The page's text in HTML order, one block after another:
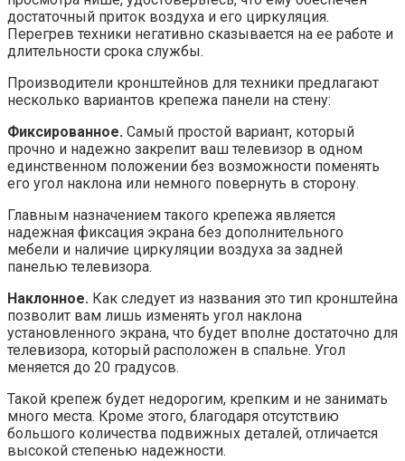
достаточный приток воздуха и его циркуляция.
Перегрев техники негативно сказывается на ее работе и
длительности срока службы.
Производители кронштейнов для техники предлагают
несколько вариантов крепежа панели на стену:
Фиксированное. Самый простой вариант, который
прочно и надежно закрепит ваш телевизор в одном
единственном положении без возможности поменять
его угол наклона или немного повернуть в сторону.
Главным назначением такого крепежа является
надежная фиксация экрана без дополнительного
мебели и наличие циркуляции воздуха за задней
панелью телевизора.
Наклонное. Как следует из названия это тип кронштейна
позволит вам лишь изменять угол наклона
установленного экрана, что будет вполне достаточно для
телевизора, который расположен в спальне. Угол
меняется до 20 градусов.
Такой крепеж будет недорогим, крепким и не занимать
много места. Кроме этого, благодаря отсутствию
большого количества подвижных деталей, отличается
высокой степенью надежности.